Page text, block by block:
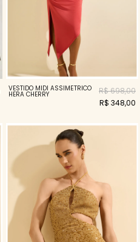
VESTIDO MIDI ASSIMÉTRICO
HERA CHERRY
R$ 698,00
R$ 348,00